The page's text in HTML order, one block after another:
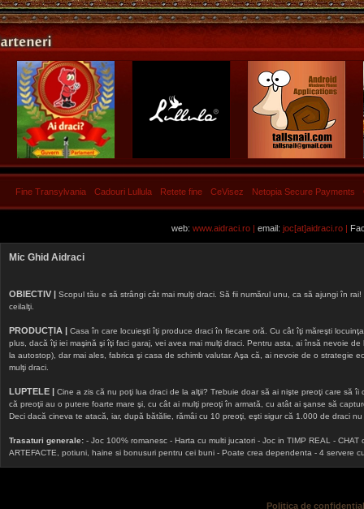
Fine Transylvania Cadouri Lullula Retete fine CeVisez Netopia Secure Payments
web: www.aidraci.ro | email: joc[at]aidraci.ro |
Mic Ghid Aidraci
OBIECTIV | Scopul tău e să strângi cât mai mulţi draci. Să fii numărul unu, ca să ajungi în
ceilalţi.
PRODUCȚIA | Casa în care locuieşti îţi produce draci în fiecare oră. Cu cât îţi măreşti
plus, dacă îţi iei maşină şi îţi faci garaj, vei avea mai mulţi draci. Pentru asta, ai însă nevoie
la autostop), dar mai ales, fabrica şi casa de schimb valutar. Aşa că, ai nevoie de o strategie
mulţi draci.
LUPTELE | Cine a zis că nu poţi lua draci de la alţii? Trebuie doar să ai nişte preoţi care să
că preoţii au o putere foarte mare şi, cu cât ai mulţi preoţi în armată, cu atât ai şanse să
Deci dacă cineva te atacă, iar, după bătălie, rămâi cu 10 preoţi, eşti sigur că 1.000 de draci
Trasaturi generale: - Joc 100% romanesc - Harta cu multi jucatori - Joc in TIMP REAL -
ARTEFACTE, potiuni, haine si bonusuri pentru cei buni - Poate crea dependenta - 4 servere
Politica de